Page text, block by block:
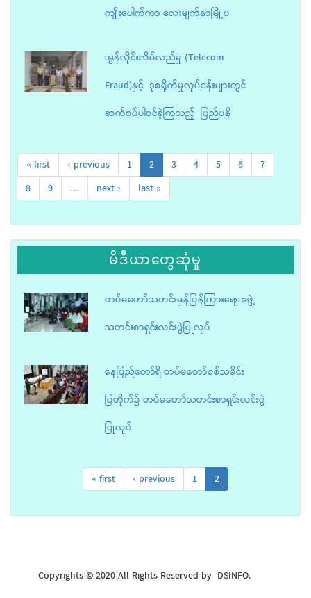
ကျိုးပေါက်ကာ လေးမျက်နှာမြို့ပ
အွန်လိုင်းလိမ်လည်မှု (Telecom
Fraud)နှင့် ဒုစရိုက်မှုလုပ်ငန်းများတွင်
ဆက်စပ်ပါဝင်ခဲ့ကြသည့် ပြည်ပနိ
« first ‹ previous 1 2 3 4 5 6
7
8
9 … next › last »
မိဒီယာတွေဆုံမှု
တပ်မတော်သတင်းမှန်ပြန်ကြားရေးအဖွဲ့
သတင်းစာရှင်းလင်းပွဲပြုလုပ်
နေပြည်တော်ရှိ တပ်မတော်စစ်သမိုင်း
ပြတိုက်၌ တပ်မတော်သတင်းစာရှင်းလင်းပွဲ
ပြုလုပ်
« first ‹ previous 1 2
Copyrights © 2020 All Rights Reserved by DSINFO.